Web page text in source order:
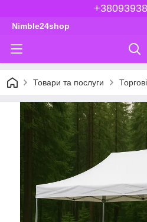
Nimble24shop
Товари та послуги